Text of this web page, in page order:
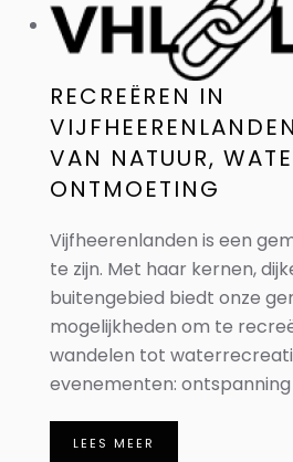
RECREËREN IN
VAN NATUUR,
ONTMOETING
Vijfheerenlanden is een
te zijn. Met haar kernen,
buitengebied biedt onze
mogelijkheden om te
wandelen tot
evenementen: ontspanning
LEES MEER